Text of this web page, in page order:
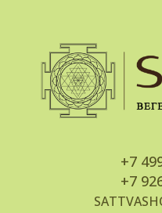
+7
+7